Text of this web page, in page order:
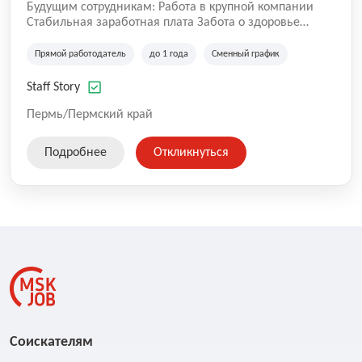
Будущим сотрудникам: Работа в крупной компании
Стабильная заработная плата Забота о здоровье
Возможность профессионального и карьерного роста
Story удобнее, открывая возможности для постоянного
Прямой работодатель до 1 года Сменный график
Staff Story
Пермь/Пермский край
Подробнее Откликнуться
Соискателям